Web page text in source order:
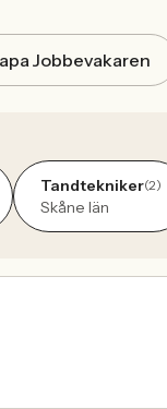
Jobbevakaren
Tandtekniker(2)
Skåne län